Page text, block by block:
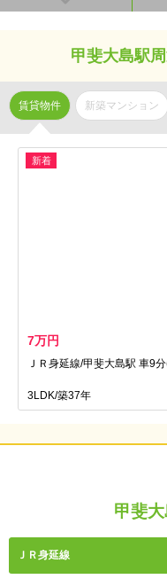
甲斐大島駅
賃貸物件 新築マンション
新着
7万円
ＪＲ身延線/甲斐大島駅 車9
3LDK/築37年
甲斐
ＪＲ身延線